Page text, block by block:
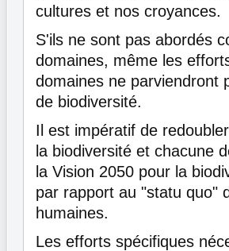
cultures et nos croyances.
S'ils ne sont pas abordés
domaines, même les
domaines ne parviendront
de biodiversité.
Il est impératif de
la biodiversité et chacune
la Vision 2050 pour la
par rapport au "statu quo"
humaines.
Les efforts spécifiques